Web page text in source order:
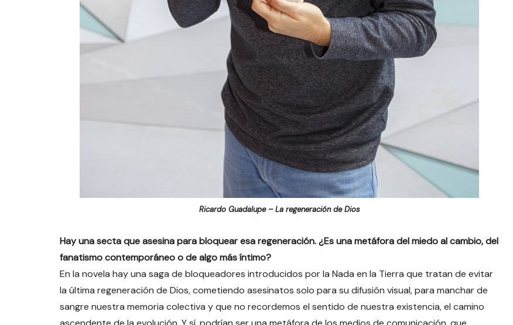
Ricardo Guadalupe – La regeneración de Dios
Hay una secta que asesina para bloquear esa regeneración. ¿Es una metáfora del miedo al cambio, del
fanatismo contemporáneo o de algo más íntimo?
En la novela hay una saga de bloqueadores introducidos por la Nada en la Tierra que tratan de evitar
la última regeneración de Dios, cometiendo asesinatos solo para su difusión visual, para manchar de
sangre nuestra memoria colectiva y que no recordemos el sentido de nuestra existencia, el camino